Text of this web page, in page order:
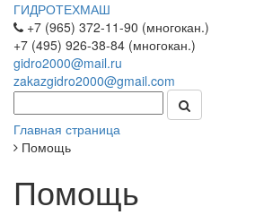
ГИДРОТЕХМАШ
+7 (965) 372-11-90 (многокан.)
+7 (495) 926-38-84 (многокан.)
gidro2000@mail.ru
zakazgidro2000@gmail.com
Главная страница
Помощь
Помощь